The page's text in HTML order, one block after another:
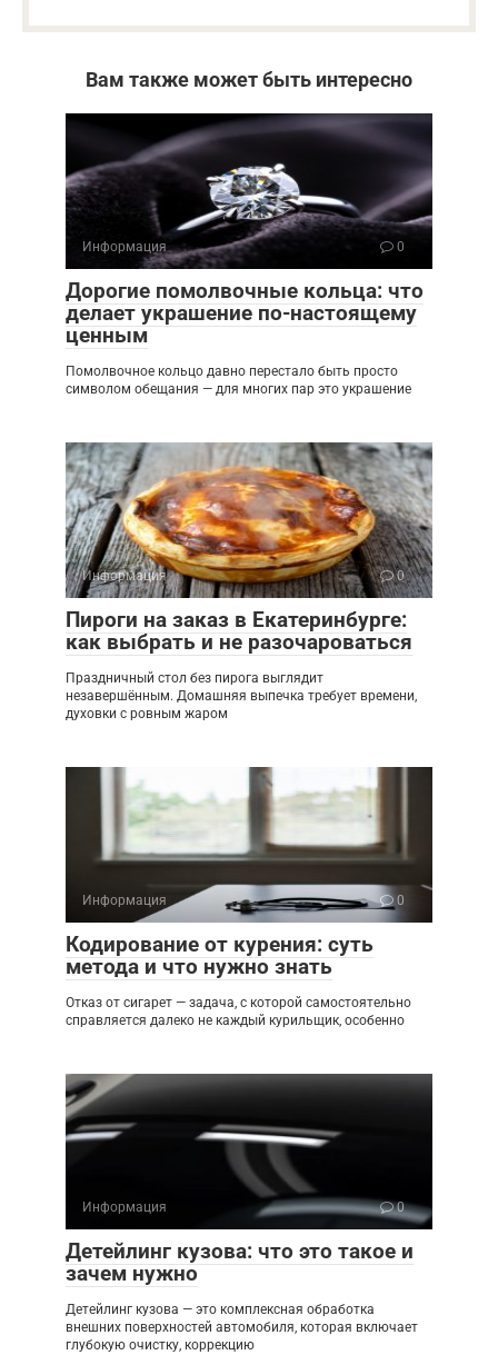
Вам также может быть интересно
Информация 0
Дорогие помолвочные кольца: что
делает украшение по-настоящему
ценным
Помолвочное кольцо давно перестало быть просто
символом обещания — для многих пар это украшение
Информация 0
Пироги на заказ в Екатеринбурге:
как выбрать и не разочароваться
Праздничный стол без пирога выглядит
незавершённым. Домашняя выпечка требует времени,
духовки с ровным жаром
Информация 0
Кодирование от курения: суть
метода и что нужно знать
Отказ от сигарет — задача, с которой самостоятельно
справляется далеко не каждый курильщик, особенно
Информация 0
Детейлинг кузова: что это такое и
зачем нужно
Детейлинг кузова — это комплексная обработка
внешних поверхностей автомобиля, которая включает
глубокую очистку, коррекцию